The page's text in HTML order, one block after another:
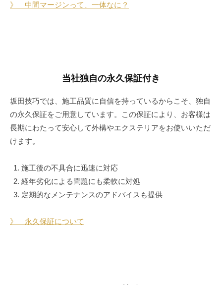
》 中間マージンって、一体なに？
当社独自の永久保証付き
坂田技巧では、施工品質に自信を持っているからこそ、独自
の永久保証をご用意しています。この保証により、お客様は
長期にわたって安心して外構やエクステリアをお使いいただ
けます。
施工後の不具合に迅速に対応
経年劣化による問題にも柔軟に対処
定期的なメンテナンスのアドバイスも提供
》 永久保証について